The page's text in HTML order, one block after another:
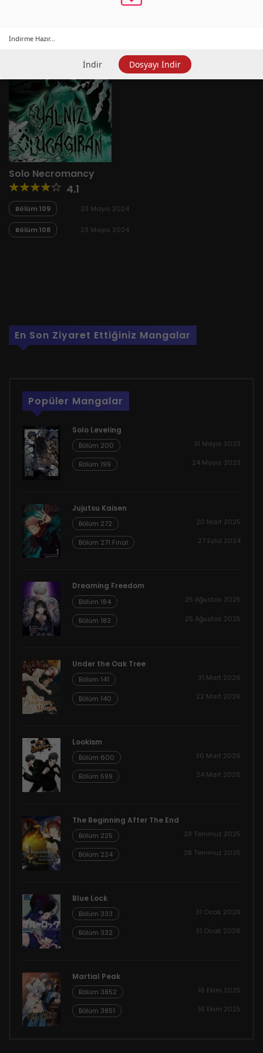
Solo Necromancy
4.1
Bölüm 109 23 Mayıs 2024
Bölüm 108 23 Mayıs 2024
En Son Ziyaret Ettiğiniz Mangalar
Popüler Mangalar
Solo Leveling
Bölüm 200 31 Mayıs 2023
Bölüm 199 24 Mayıs 2023
Jujutsu Kaisen
Bölüm 272 20 Mart 2025
Bölüm 271 Final 27 Eylül 2024
Dreaming Freedom
Bölüm 184 25 Ağustos 2025
Bölüm 183 25 Ağustos 2025
Under the Oak Tree
Bölüm 141 31 Mart 2026
Bölüm 140 22 Mart 2026
Lookism
Bölüm 600 30 Mart 2026
Bölüm 599 24 Mart 2026
The Beginning After The End
Bölüm 225 28 Temmuz 2025
Bölüm 224 28 Temmuz 2025
Blue Lock
Bölüm 333 31 Ocak 2026
Bölüm 332 31 Ocak 2026
Martial Peak
Bölüm 3852 16 Ekim 2025
Bölüm 3851 16 Ekim 2025
İndirme Hazır...
İndir Dosyayı İndir